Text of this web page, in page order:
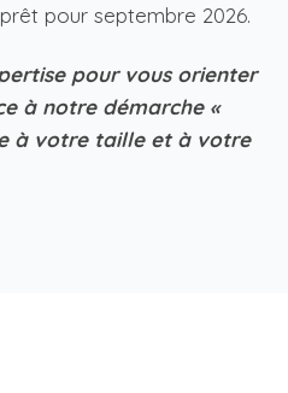
pour septembre 2026.
pour vous orienter
à notre démarche «
à votre taille et à votre